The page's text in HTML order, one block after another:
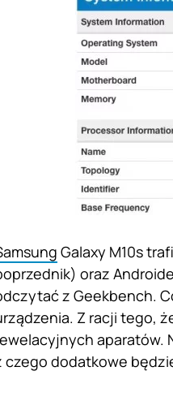
Galaxy M10s
oraz
z Geekbench.
Z racji tego,
aparatów.
czego dodatkowe